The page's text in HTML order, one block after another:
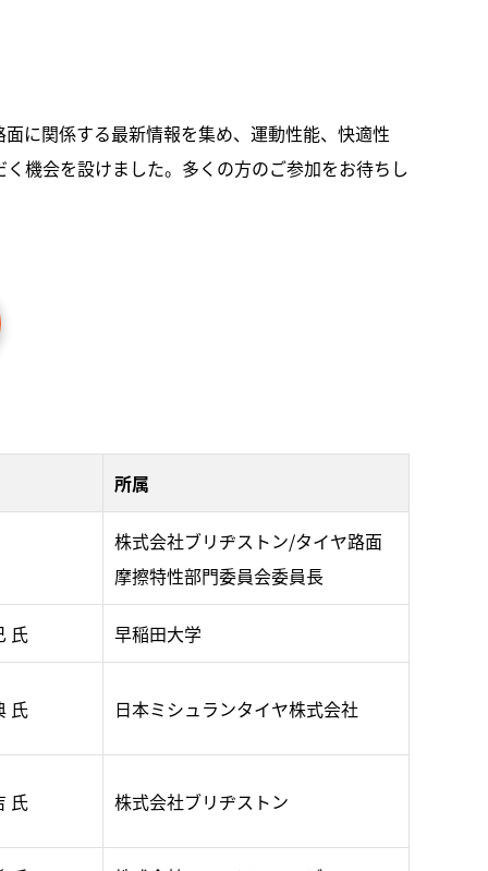
に関係する最新情報を集め、運動性能、快適性
機会を設けました。多くの方のご参加をお待ちし
所属
株式会社ブリヂストン/タイヤ路面
摩擦特性部門委員会委員長
氏 早稲田大学
氏 日本ミシュランタイヤ株式会社
氏 株式会社ブリヂストン